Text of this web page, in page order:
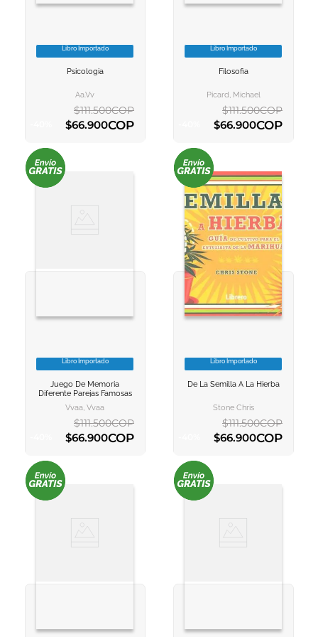
VER INFORMACION
Libro Importado
Psicologia
Aa.vv
$111.500COP
$66.900COP
AGREGAR AL CARRITO
VER INFORMACION
Libro Importado
Filosofia
Picard, Michael
$111.500COP
$66.900COP
AGREGAR AL CARRITO
VER INFORMACION
AGREGAR AL
Libro Importado
Juego De Memoria
Diferente Parejas Famosas
Vvaa, Vvaa
$111.500COP
$66.900COP
AGREGAR AL CARRITO
VER INFORMACION
Libro Importado
De La Semilla A La Hierba
Stone Chris
$111.500COP
$66.900COP
AGREGAR AL CARRITO